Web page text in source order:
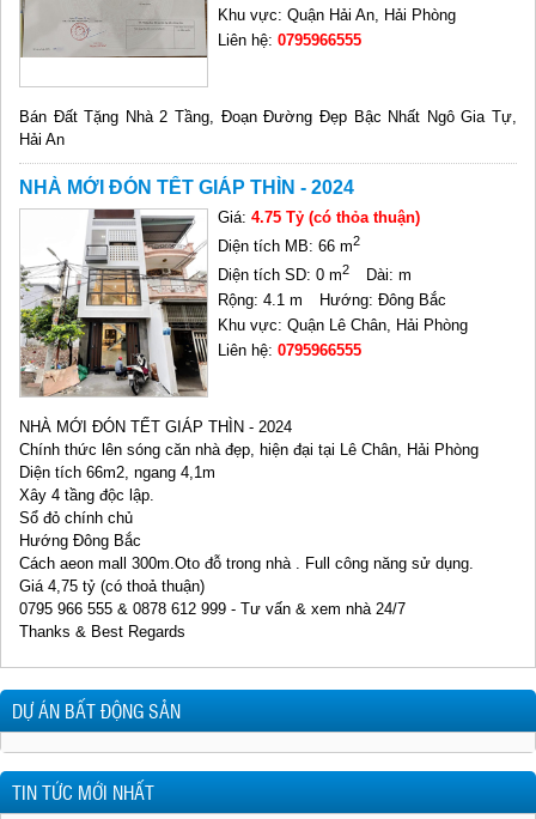
Khu vực: Quận Hải An, Hải Phòng
Liên hệ:0795966555
Bán Đất Tặng Nhà 2 Tầng, Đoạn Đường Đẹp Bậc Nhất Ngô Gia Tự,
Hải An
NHÀ MỚI ĐÓN TẾT GIÁP THÌN - 2024
Giá:4.75 Tỷ (có thỏa thuận)
Diện tích MB: 66 m2
Diện tích SD: 0 m2
Dài: m
Rộng: 4.1 m
Hướng: Đông Bắc
Khu vực: Quận Lê Chân, Hải Phòng
Liên hệ:0795966555
NHÀ MỚI ĐÓN TẾT GIÁP THÌN - 2024
Chính thức lên sóng căn nhà đẹp, hiện đại tại Lê Chân, Hải Phòng
Diện tích 66m2, ngang 4,1m
Xây 4 tầng độc lập.
Sổ đỏ chính chủ
Hướng Đông Bắc
Cách aeon mall 300m.Oto đỗ trong nhà . Full công năng sử dụng.
Giá 4,75 tỷ (có thoả thuận)
0795 966 555 & 0878 612 999 - Tư vấn & xem nhà 24/7
Thanks & Best Regards
DỰ ÁN BẤT ĐỘNG SẢN
TIN TỨC MỚI NHẤT